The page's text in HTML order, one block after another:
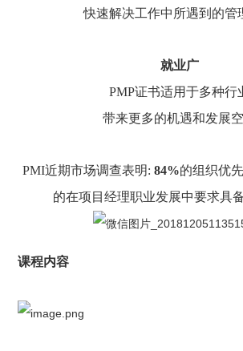
快速解决工作中所遇到的管
就业广
PMP证书适用于多种行
带来更多的机遇和发展
PMI近期市场调查表明: 84%的组织优
的在项目经理职业发展中要求具
课程内容